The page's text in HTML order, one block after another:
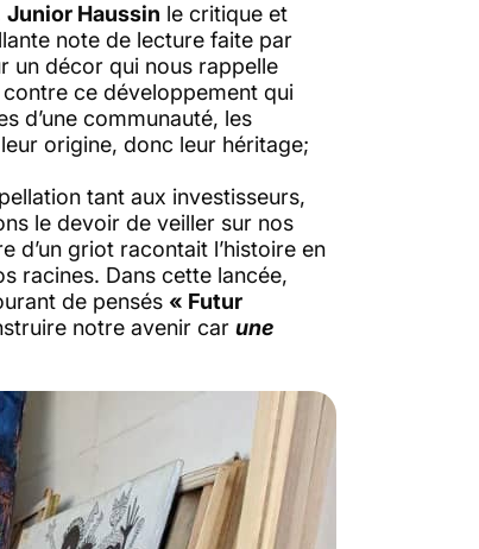
Junior Haussin le critique et
note de lecture faite par
un décor qui nous rappelle
ce développement qui
d’une communauté, les
origine, donc leur héritage;
tant aux investisseurs,
le devoir de veiller sur nos
d’un griot racontait l’histoire en
racines. Dans cette lancée,
de pensés « Futur
notre avenir car une